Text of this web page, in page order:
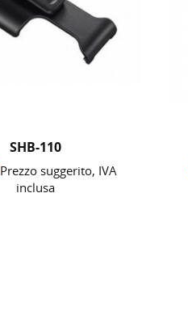
SHB-110
Prezzo suggerito, IVA
inclusa